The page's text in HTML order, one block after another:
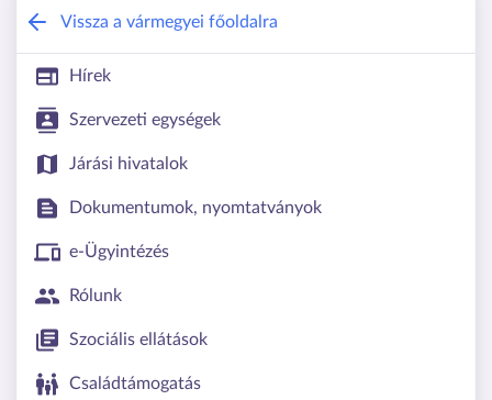
Borsod-Abaúj-Zemplén Vármegyei
Vissza a vármegyei főoldalra
Hírek
Szervezeti egységek
Járási hivatalok
Dokumentumok, nyomtatványok
e-Ügyintézés
Rólunk
Szociális ellátások
Családtámogatás